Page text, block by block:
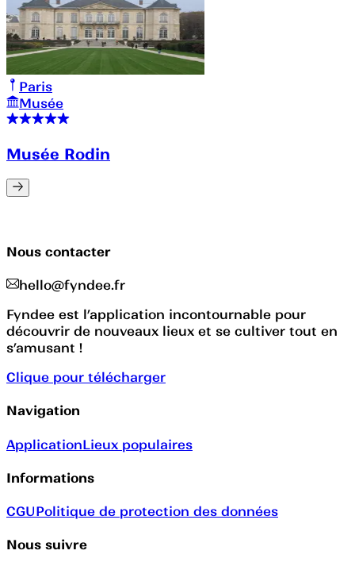
Paris
Musée
Musée Rodin
Nous contacter
hello@fyndee.fr
Fyndee est l’application incontournable pour
découvrir de nouveaux lieux et se cultiver tout en
s’amusant !
Clique pour télécharger
Navigation
ApplicationLieux populaires
Informations
CGUPolitique de protection des données
Nous suivre